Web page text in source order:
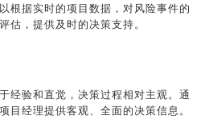
根据实时的项目数据，对风险事件的
估，提供及时的决策支持。
验和直觉，决策过程相对主观。通
目经理提供客观、全面的决策信息。